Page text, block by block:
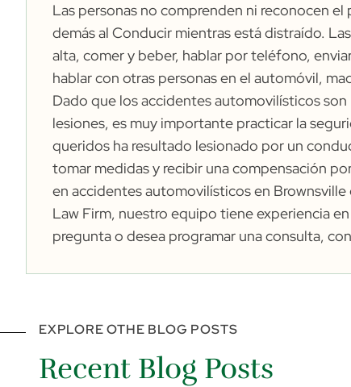
Las personas no comprenden ni reconocen el
demás al Conducir mientras está distraído.
alta, comer y beber, hablar por teléfono,
hablar con otras personas en el automóvil,
Dado que los accidentes automovilísticos son
lesiones, es muy importante practicar la
queridos ha resultado lesionado por un
tomar medidas y recibir una compensación
en accidentes automovilísticos en
Law Firm, nuestro equipo tiene experiencia
pregunta o desea programar una consulta,
EXPLORE OTHE BLOG POSTS
Recent Blog Posts